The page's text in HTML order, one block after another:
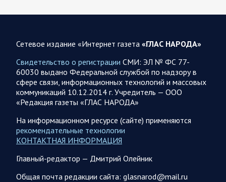
Олег Царев сообщает: Мониторинг противника насчитал
якобы «сбиты/подавлены» – 135. В Киеве…
08.08.2026 10:05
Спецоперация
Фронтовая сводка Олега Царева 8 августа 2026 года
397 украинских БПЛА сбито ПВО ночью над 15 субъектами
РФ: Беспилотники сбивали над территориями
Белгородской, Брянской, Воронежской, Курской, Липецкой,
Орловской,…
Сетевое издание «Интернет газета «ГЛАС НАРОДА»
Свидетельство о регистрации СМИ: ЭЛ № ФС 77-
60030 выдано Федеральной службой по надзору в
сфере связи, информационных технологий и массовых
коммуникаций 10.12.2014 г. Учредитель — ООО
«Редакция газеты «ГЛАС НАРОДА»
На информационном ресурсе (сайте) применяются
рекомендательные технологии
КОНТАКТНАЯ ИНФОРМАЦИЯ
Главный-редактор — Дмитрий Олейник
Общая почта редакции сайта: glasnarod@mail.ru